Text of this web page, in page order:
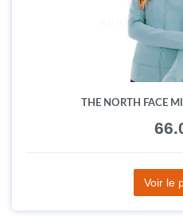
THE NORTH FACE
Voir le